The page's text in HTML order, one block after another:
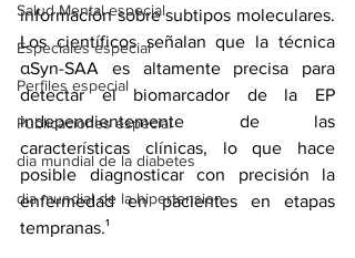
Salud Mental especial
Especiales especial
Perfiles especial
Publicaciones especial
dia mundial de la diabetes
dia mundial de la hipertension
información sobre subtipos moleculares.
Los científicos señalan que la técnica
αSyn-SAA es altamente precisa para
detectar el biomarcador de la EP
independientemente de las
características clínicas, lo que hace
posible diagnosticar con precisión la
enfermedad en pacientes en etapas
tempranas.¹